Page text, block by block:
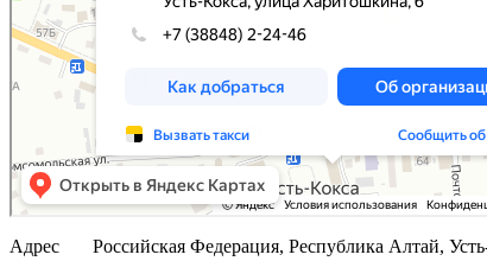
Адрес Российская Федерация, Республика Алтай,